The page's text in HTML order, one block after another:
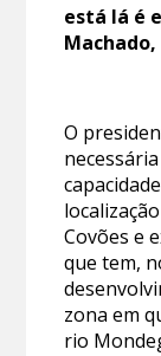
está lá é
O
Covões e
que tem,
zona em
rio